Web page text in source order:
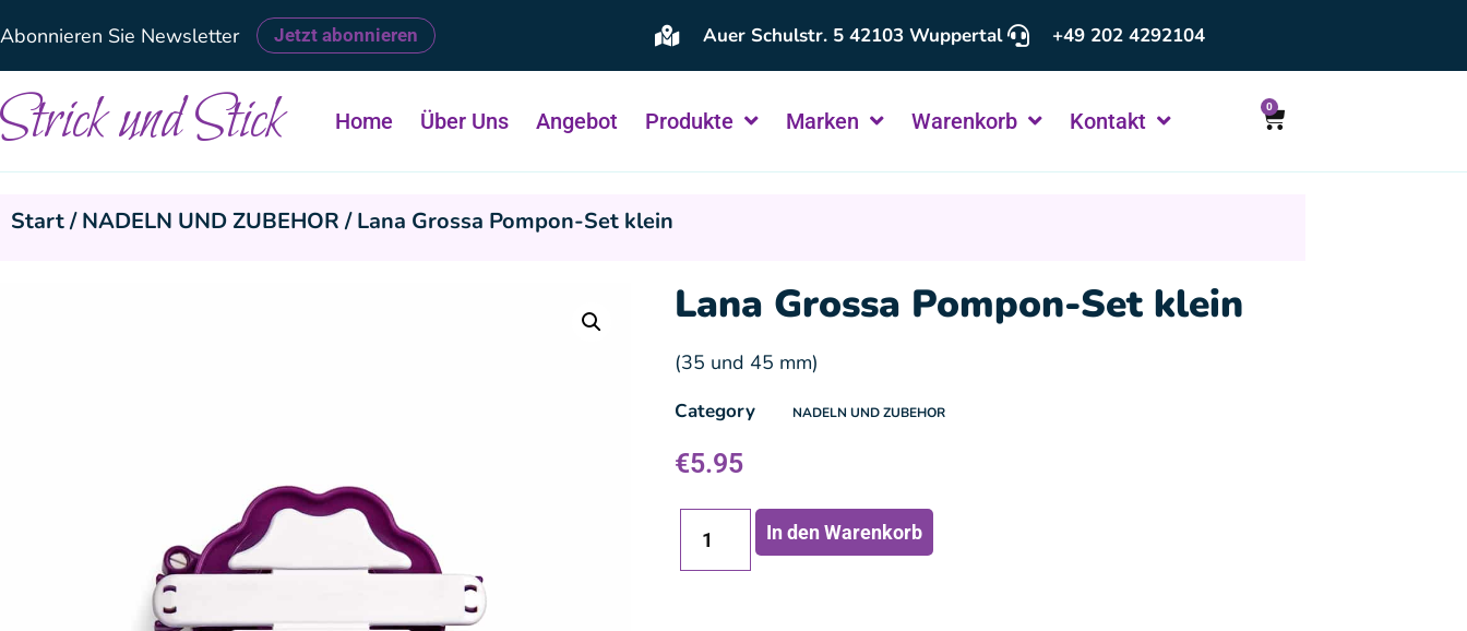
Abonnieren Sie Newsletter Jetzt abonnieren Auer Schulstr. 5 42103 Wuppertal +49 202 4292104
Strick und Stick Home Über Uns Angebot Produkte Marken Warenkorb Kontakt
0
Start/NADELN UND ZUBEHOR/ Lana Grossa Pompon-Set klein
Lana Grossa Pompon-Set klein
(35 und 45 mm)
Category NADELN UND ZUBEHOR
€5.95
In den Warenkorb